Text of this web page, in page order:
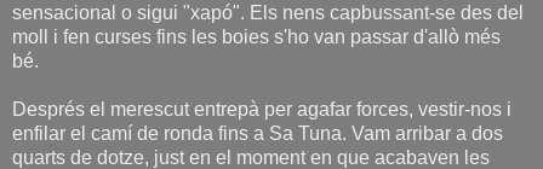
sensacional o sigui "xapó". Els nens capbussant-se des del
moll i fen curses fins les boies s'ho van passar d'allò més
bé.
Després el merescut entrepà per agafar forces, vestir-nos i
enfilar el camí de ronda fins a Sa Tuna. Vam arribar a dos
quarts de dotze, just en el moment en que acabaven les